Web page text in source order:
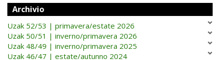
Archivio
Uzak 52/53 | primavera/estate 2026
Uzak 50/51 | inverno/primavera 2026
Uzak 48/49 | inverno/primavera 2025
Uzak 46/47 | estate/autunno 2024